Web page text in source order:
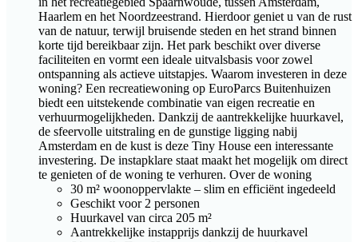
Haarlem en het Noordzeestrand. Hierdoor geniet u van de rust
van de natuur, terwijl bruisende steden en het strand binnen
korte tijd bereikbaar zijn. Het park beschikt over diverse
faciliteiten en vormt een ideale uitvalsbasis voor zowel
ontspanning als actieve uitstapjes. Waarom investeren in deze
woning? Een recreatiewoning op EuroParcs Buitenhuizen
biedt een uitstekende combinatie van eigen recreatie en
verhuurmogelijkheden. Dankzij de aantrekkelijke huurkavel,
de sfeervolle uitstraling en de gunstige ligging nabij
Amsterdam en de kust is deze Tiny House een interessante
investering. De instapklare staat maakt het mogelijk om direct
te genieten of de woning te verhuren. Over de woning
30 m² woonoppervlakte – slim en efficiënt ingedeeld
Geschikt voor 2 personen
Huurkavel van circa 205 m²
Aantrekkelijke instapprijs dankzij de huurkavel